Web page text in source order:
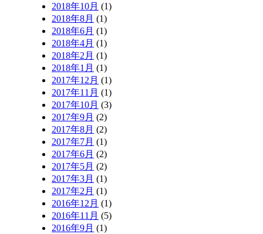
2018年10月 (1)
2018年8月 (1)
2018年6月 (1)
2018年4月 (1)
2018年2月 (1)
2018年1月 (1)
2017年12月 (1)
2017年11月 (1)
2017年10月 (3)
2017年9月 (2)
2017年8月 (2)
2017年7月 (1)
2017年6月 (2)
2017年5月 (2)
2017年3月 (1)
2017年2月 (1)
2016年12月 (1)
2016年11月 (5)
2016年9月 (1)